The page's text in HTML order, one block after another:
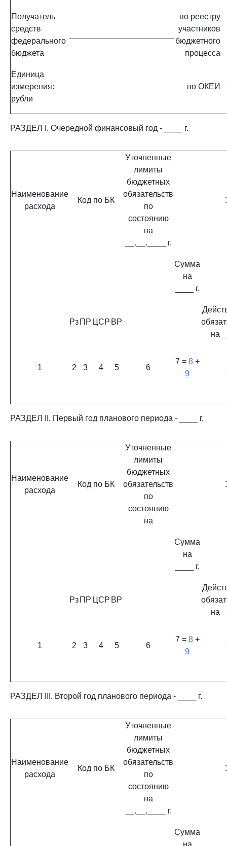
Получатель
средств
федерального
бюджета
по реестру
участников
бюджетного
процесса
Единица
измерения:
рубли
по ОКЕИ
РАЗДЕЛ I. Очередной финансовый год - ____ г.
Наименование
расхода
Код по БК
Уточненные
лимиты
бюджетных
обязательств
по
состоянию
на
__.__.____ г.
Сумма
на
____ г.
Рз ПР ЦСР ВР
на
1 2 3 4 5 6
7 = 8+
9
РАЗДЕЛ II. Первый год планового периода - ____ г.
Наименование
расхода
Код по БК
Уточненные
лимиты
бюджетных
обязательств
по
состоянию
на
Сумма
на
____ г.
Рз ПР ЦСР ВР
на
1 2 3 4 5 6
7 = 8+
9
РАЗДЕЛ III. Второй год планового периода - ____ г.
Наименование
расхода
Код по БК
Уточненные
лимиты
бюджетных
обязательств
по
состоянию
на
__.__.____ г.
Сумма
на